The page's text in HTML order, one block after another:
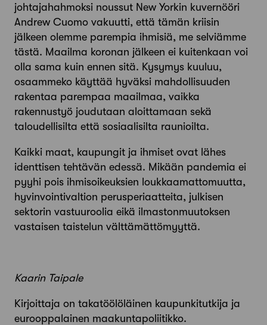
johtajahahmoksi noussut New Yorkin kuvernööri
Andrew Cuomo vakuutti, että tämän kriisin
jälkeen olemme parempia ihmisiä, me selviämme
tästä. Maailma koronan jälkeen ei kuitenkaan voi
olla sama kuin ennen sitä. Kysymys kuuluu,
osaammeko käyttää hyväksi mahdollisuuden
rakentaa parempaa maailmaa, vaikka
rakennustyö joudutaan aloittamaan sekä
taloudellisilta että sosiaalisilta raunioilta.
Kaikki maat, kaupungit ja ihmiset ovat lähes
identtisen tehtävän edessä. Mikään pandemia ei
pyyhi pois ihmisoikeuksien loukkaamattomuutta,
hyvinvointivaltion perusperiaatteita, julkisen
sektorin vastuuroolia eikä ilmastonmuutoksen
vastaisen taistelun välttämättömyyttä.
Kaarin Taipale
Kirjoittaja on takatöölöläinen kaupunkitutkija ja
eurooppalainen maakuntapoliitikko.